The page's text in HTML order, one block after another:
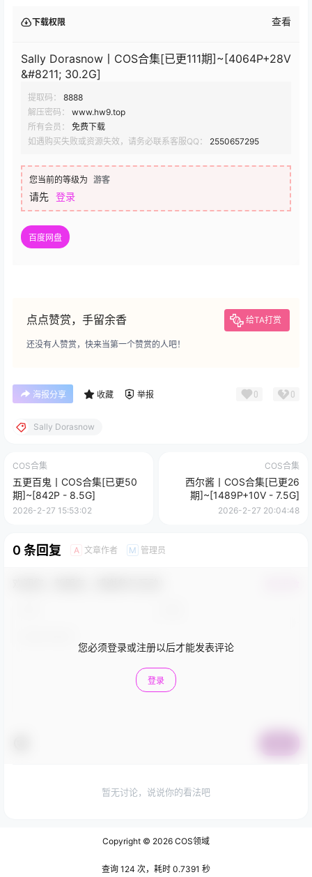
下载权限 查看
Sally Dorasnow丨COS合集[已更111期]~[4064P+28V
&#8211; 30.2G]
提取码：
8888
解压密码：
www.hw9.top
所有会员：
免费下载
如遇购买失败或资源失效，请务必联系客服QQ：
2550657295
您当前的等级为 游客
请先 登录
百度网盘
点点赞赏，手留余香 给TA打赏
还没有人赞赏，快来当第一个赞赏的人吧！
海报分享 收藏 举报 0 0
Sally Dorasnow
COS合集
五更百鬼丨COS合集[已更50
期]~[842P - 8.5G]
2026-2-27 15:53:02
COS合集
西尔酱丨COS合集[已更26
期]~[1489P+10V - 7.5G]
2026-2-27 20:04:48
0 条回复 A 文章作者 M 管理员
您必须登录或注册以后才能发表评论
登录
暂无讨论，说说你的看法吧
Copyright © 2026 COS领域
查询 124 次，耗时 0.7391 秒